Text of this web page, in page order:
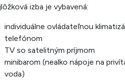
izba je vybavená:
individuálne ovládateľnou
telefónom
TV so satelitným príjmom
minibarom (nealko nápoje na
voda)